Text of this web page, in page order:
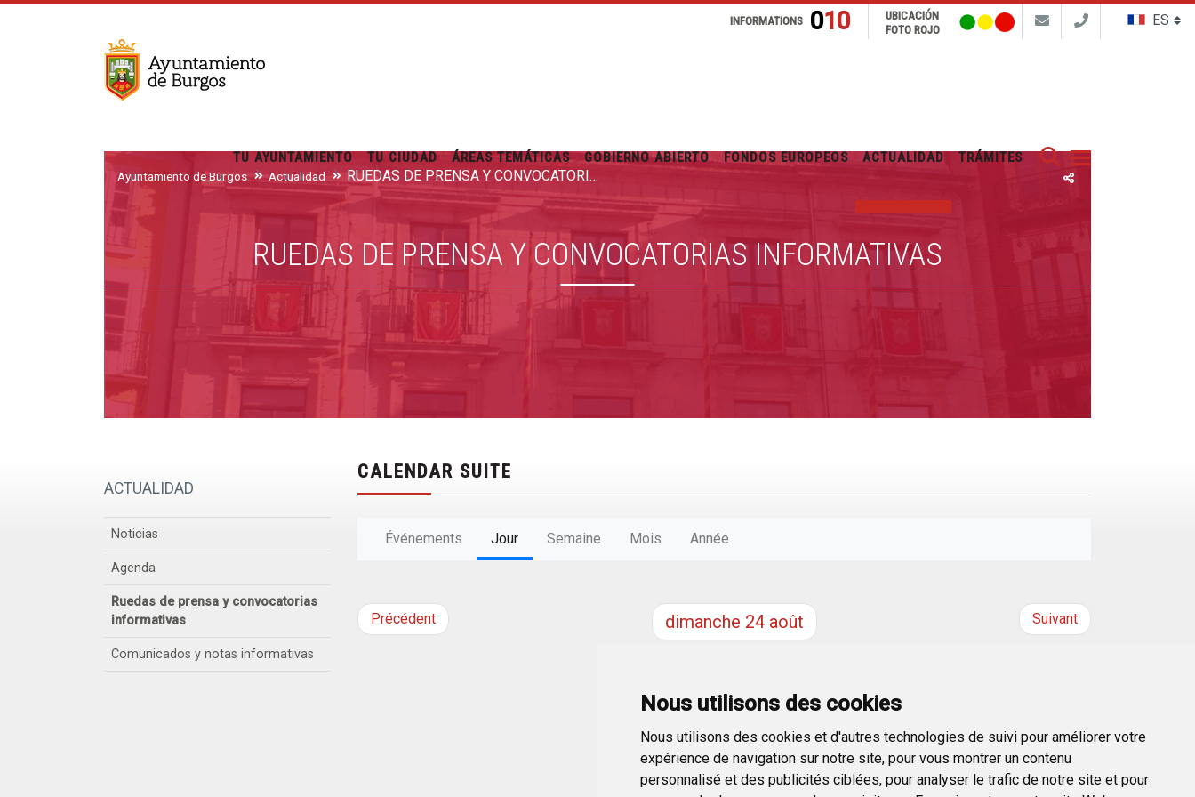
Nous utilisons des cookies
Nous utilisons des cookies et d'autres technologies de suivi pour améliorer votre
expérience de navigation sur notre site, pour vous montrer un contenu
personnalisé et des publicités ciblées, pour analyser le trafic de notre site et pour
Buscar
INFORMATIONS 010
UBICACIÓN
FOTO ROJO
TU AYUNTAMIENTO TU CIUDAD ÁREAS TEMÁTICAS GOBIERNO ABIERTO FONDOS EUROPEOS ACTUALIDAD TRÁMITES
Ayuntamiento de Burgos Actualidad RUEDAS DE PRENSA Y CONVOCATORIAS INFORMATIVAS
RUEDAS DE PRENSA Y CONVOCATORIAS INFORMATIVAS
ACTUALIDAD
Noticias
Agenda
Ruedas de prensa y convocatorias
informativas
Comunicados y notas informativas
CALENDAR SUITE
Événements Jour Semaine Mois Année
Précédent dimanche 24 août Suivant